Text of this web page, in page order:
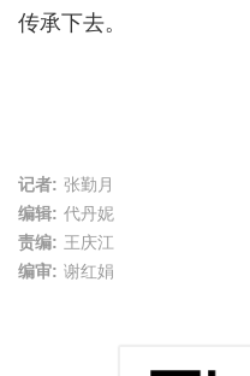
传承下去。
记者: 张勤月
编辑: 代丹妮
责编: 王庆江
编审: 谢红娟